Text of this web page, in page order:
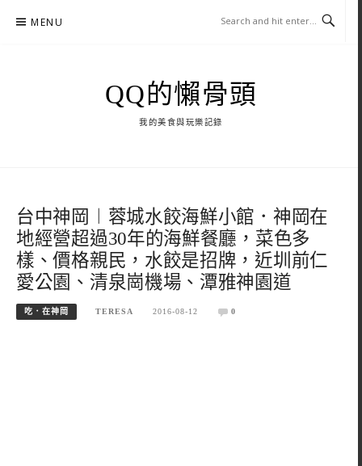
MENU
QQ的懶骨頭
我的美食與玩樂記錄
台中神岡︱蓉城水餃海鮮小館．神岡在
地經營超過30年的海鮮餐廳，菜色多
樣、價格親民，水餃是招牌，近圳前仁
愛公園、清泉崗機場、潭雅神園道
吃．在神岡 TERESA 2016-08-12 0